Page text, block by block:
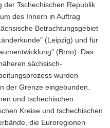
der Tschechischen Republik
des Innern in Auftrag
Betrachtungsgebiet
(Leipzig) und für
(Brno). Das
sächsisch-
wurden
der Grenze eingebunden.
und tschechischen
Kreise und tschechischen
die Euroregionen